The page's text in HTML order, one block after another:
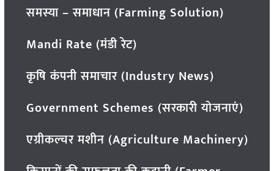
समस्या – समाधान (Farming Solution)
Mandi Rate (मंडी रेट)
कृषि कंपनी समाचार (Industry News)
Government Schemes (सरकारी योजनाएं)
एग्रीकल्चर मशीन (Agriculture Machinery)